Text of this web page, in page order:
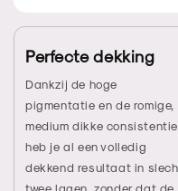
Perfecte dekking
Dankzij de hoge
pigmentatie en de romige,
medium dikke consistentie
heb je al een volledig
dekkend resultaat in
twee lagen, zonder dat de